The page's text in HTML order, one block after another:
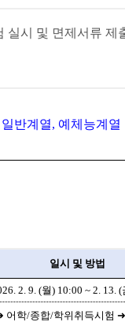
실시 및 면제서류
반계열, 예체능계열
일시 및 방법
2. 9. (월) 10:00 ~ 2. 13.
어학/종합/학위취득시험